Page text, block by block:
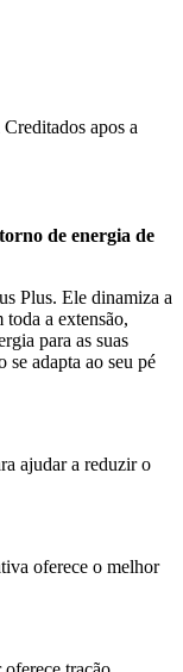
Creditados apos a
de energia de
Plus. Ele dinamiza a
a extensão,
para as suas
adapta ao seu pé
ajudar a reduzir o
oferece o melhor